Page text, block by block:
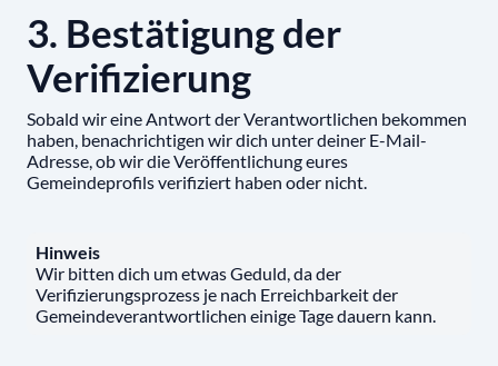
3. Bestätigung der
Verifizierung
Sobald wir eine Antwort der Verantwortlichen bekommen
haben, benachrichtigen wir dich unter deiner E-Mail-
Adresse, ob wir die Veröffentlichung eures
Gemeindeprofils verifiziert haben oder nicht.
Hinweis
Wir bitten dich um etwas Geduld, da der
Verifizierungsprozess je nach Erreichbarkeit der
Gemeindeverantwortlichen einige Tage dauern kann.